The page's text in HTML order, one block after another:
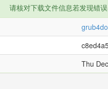
请核对下载文件信息若发现错
Thu